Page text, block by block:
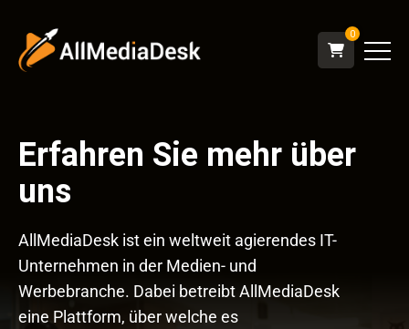
0
Erfahren Sie mehr über
uns
AllMediaDesk ist ein weltweit agierendes IT-
Unternehmen in der Medien- und
Werbebranche. Dabei betreibt AllMediaDesk
eine Plattform, über welche es